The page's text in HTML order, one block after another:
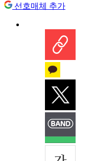
선호매체 추가